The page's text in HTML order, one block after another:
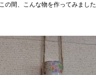
この間、こんな物を作ってみました